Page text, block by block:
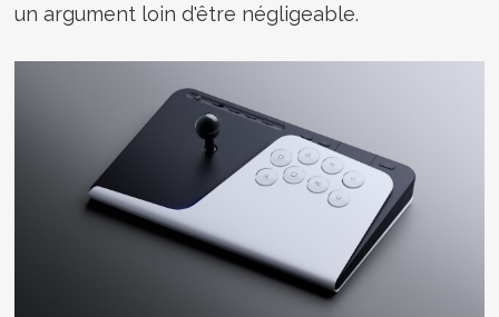
un argument loin d'être négligeable.